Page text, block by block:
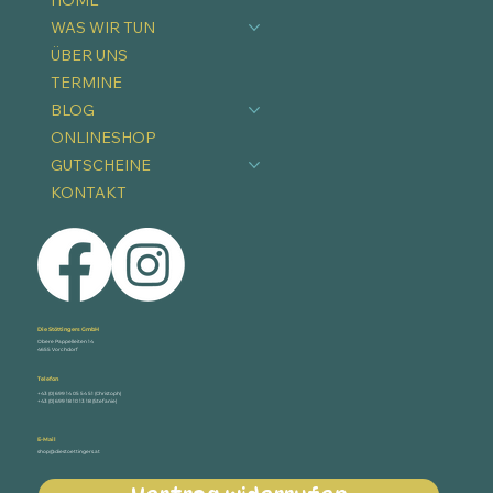
WAS WIR TUN
ÜBER UNS
TERMINE
BLOG
ONLINESHOP
GUTSCHEINE
KONTAKT
Die Stöttingers GmbH
Obere Pappelleiten 14
4655 Vorchdorf
Telefon
+43 (0) 699 14 05 54 51 (Christoph)
+43 (0) 699 18 10 13 18 (Stefanie)
E-Mail
shop@diestoettingers.at